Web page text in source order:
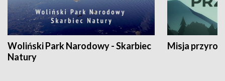
Woliński Park Narodowy - Skarbiec
Natury
Misja